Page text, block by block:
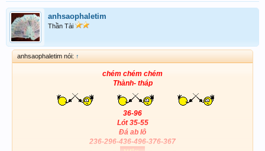
anhsaophaletim
Thần Tài
anhsaophaletim nói: ↑
chém chém chém
Thành- tháp
36-96
Lót 35-55
Đá ab lô
236-296-436-496-376-367